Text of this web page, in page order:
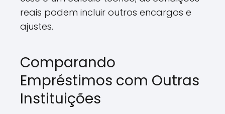
reais podem incluir outros encargos e
ajustes.
Comparando
Empréstimos com Outras
Instituições